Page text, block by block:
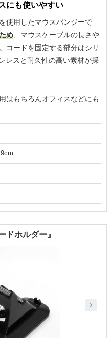
にも使いやすい
使用したマウスバンジーで
め、マウスケーブルの長さや
コードを固定する部分はシリ
レスと耐久性の高い素材が採
はもちろんオフィスなどにも
ドホルダー』